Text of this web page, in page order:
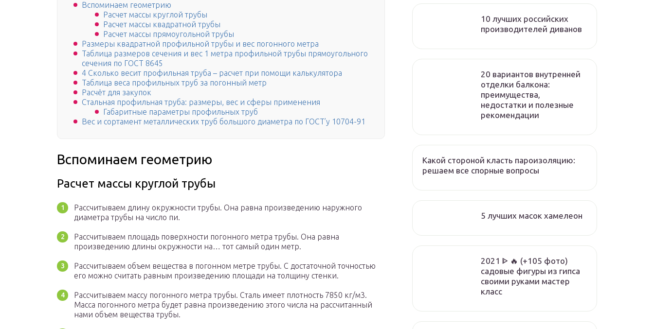
Вспоминаем геометрию
Расчет массы круглой трубы
Расчет массы квадратной трубы
Расчет массы прямоугольной трубы
Размеры квадратной профильной трубы и вес погонного метра
Таблица размеров сечения и вес 1 метра профильной трубы прямоугольного
сечения по ГОСТ 8645
4 Сколько весит профильная труба – расчет при помощи калькулятора
Таблица веса профильных труб за погонный метр
Расчёт для закупок
Стальная профильная труба: размеры, вес и сферы применения
Габаритные параметры профильных труб
Вес и сортамент металлических труб большого диаметра по ГОСТ’у 10704-91
Вспоминаем геометрию
Расчет массы круглой трубы
Рассчитываем длину окружности трубы. Она равна произведению наружного
диаметра трубы на число пи.
Рассчитываем площадь поверхности погонного метра трубы. Она равна
произведению длины окружности на… тот самый один метр.
Рассчитываем объем вещества в погонном метре трубы. С достаточной точностью
его можно считать равным произведению площади на толщину стенки.
Рассчитываем массу погонного метра трубы. Сталь имеет плотность 7850 кг/м3.
Масса погонного метра будет равна произведению этого числа на рассчитанный
нами объем вещества трубы.
10 лучших российских
производителей диванов
20 вариантов внутренней
отделки балкона:
преимущества,
недостатки и полезные
рекомендации
Какой стороной класть пароизоляцию:
решаем все спорные вопросы
5 лучших масок хамелеон
2021 ᐈ 🔥 (+105 фото)
садовые фигуры из гипса
своими руками мастер
класс